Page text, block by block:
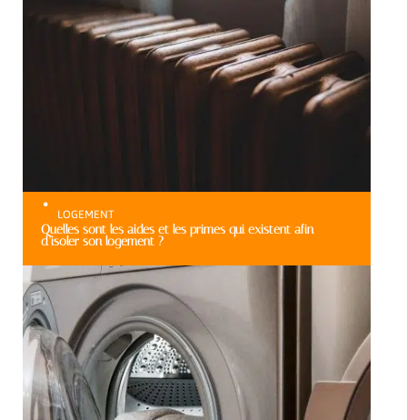
LOGEMENT
Quelles sont les aides et les primes qui existent afin
d’isoler son logement ?